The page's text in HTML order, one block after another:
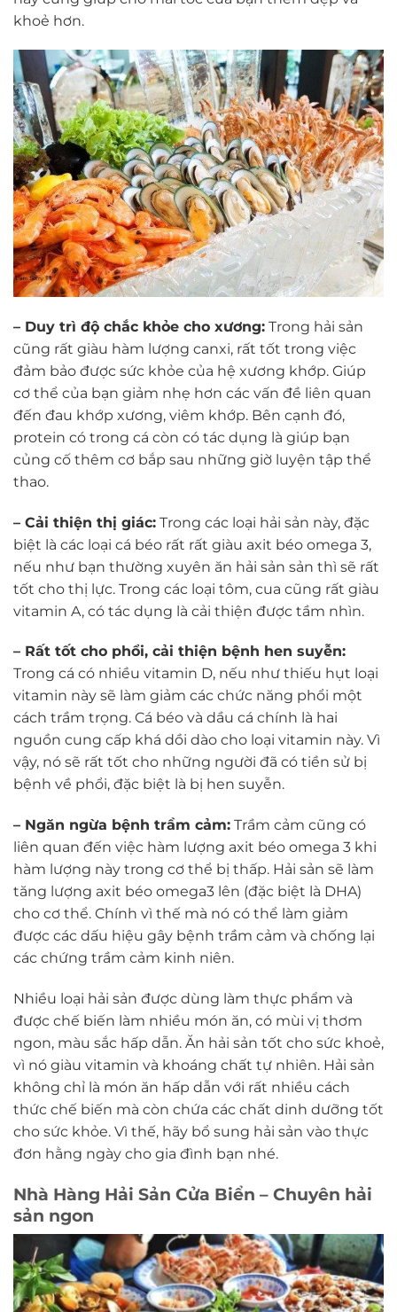
khoẻ hơn.
– Duy trì độ chắc khỏe cho xương: Trong hải sản
cũng rất giàu hàm lượng canxi, rất tốt trong việc
đảm bảo được sức khỏe của hệ xương khớp. Giúp
cơ thể của bạn giảm nhẹ hơn các vấn đề liên quan
đến đau khớp xương, viêm khớp. Bên cạnh đó,
protein có trong cá còn có tác dụng là giúp bạn
củng cố thêm cơ bắp sau những giờ luyện tập thể
thao.
– Cải thiện thị giác: Trong các loại hải sản này, đặc
biệt là các loại cá béo rất rất giàu axit béo omega 3,
nếu như bạn thường xuyên ăn hải sản sản thì sẽ rất
tốt cho thị lực. Trong các loại tôm, cua cũng rất giàu
vitamin A, có tác dụng là cải thiện được tầm nhìn.
– Rất tốt cho phổi, cải thiện bệnh hen suyễn:
Trong cá có nhiều vitamin D, nếu như thiếu hụt loại
vitamin này sẽ làm giảm các chức năng phổi một
cách trầm trọng. Cá béo và dầu cá chính là hai
nguồn cung cấp khá dồi dào cho loại vitamin này. Vì
vậy, nó sẽ rất tốt cho những người đã có tiền sử bị
bệnh về phổi, đặc biệt là bị hen suyễn.
– Ngăn ngừa bệnh trầm cảm: Trầm cảm cũng có
liên quan đến việc hàm lượng axit béo omega 3 khi
hàm lượng này trong cơ thể bị thấp. Hải sản sẽ làm
tăng lượng axit béo omega3 lên (đặc biệt là DHA)
cho cơ thể. Chính vì thế mà nó có thể làm giảm
được các dấu hiệu gây bệnh trầm cảm và chống lại
các chứng trầm cảm kinh niên.
Nhiều loại hải sản được dùng làm thực phẩm và
được chế biến làm nhiều món ăn, có mùi vị thơm
ngon, màu sắc hấp dẫn. Ăn hải sản tốt cho sức khoẻ,
vì nó giàu vitamin và khoáng chất tự nhiên. Hải sản
không chỉ là món ăn hấp dẫn với rất nhiều cách
thức chế biến mà còn chứa các chất dinh dưỡng tốt
cho sức khỏe. Vì thế, hãy bổ sung hải sản vào thực
đơn hằng ngày cho gia đình bạn nhé.
Nhà Hàng Hải Sản Cửa Biển – Chuyên hải
sản ngon